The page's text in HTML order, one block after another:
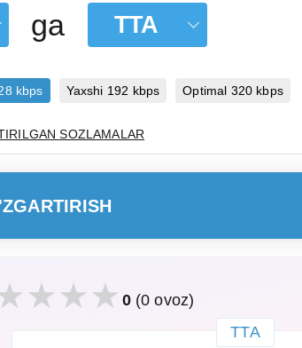
ga TTA
kbps Yaxshi 192 kbps Optimal 320 kbps
SOZLAMALAR
0(0 ovoz)
TTA